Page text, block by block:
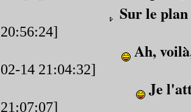
Sur le
20:56:24]
Ah,
02-14 21:04:32]
Je
21:07:07]